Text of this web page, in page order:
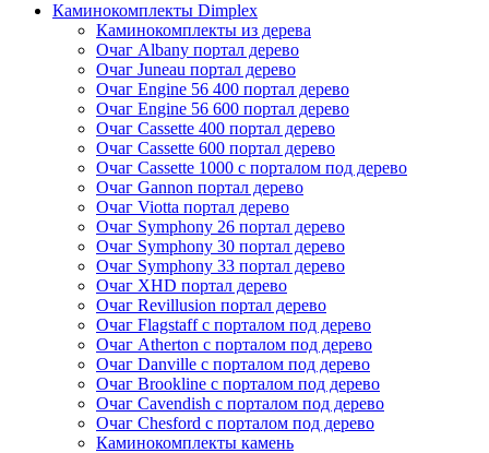
Каминокомплекты Dimplex
Каминокомплекты из дерева
Очаг Albany портал дерево
Очаг Juneau портал дерево
Очаг Engine 56 400 портал дерево
Очаг Engine 56 600 портал дерево
Очаг Cassette 400 портал дерево
Очаг Cassette 600 портал дерево
Очаг Cassette 1000 с порталом под дерево
Очаг Gannon портал дерево
Очаг Viotta портал дерево
Очаг Symphony 26 портал дерево
Очаг Symphony 30 портал дерево
Очаг Symphony 33 портал дерево
Очаг XHD портал дерево
Очаг Revillusion портал дерево
Очаг Flagstaff с порталом под дерево
Очаг Atherton с порталом под дерево
Очаг Danville с порталом под дерево
Очаг Brookline с порталом под дерево
Очаг Cavendish с порталом под дерево
Очаг Chesford с порталом под дерево
Каминокомплекты камень